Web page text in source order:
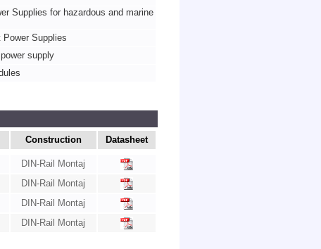
Supplies for hazardous and marine
Power Supplies
supply
Construction Datasheet
DIN-Rail Montaj
DIN-Rail Montaj
DIN-Rail Montaj
DIN-Rail Montaj